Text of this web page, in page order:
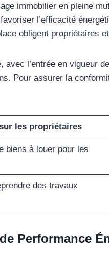
immobilier en pleine
l’efficacité
obligent propriétaires
l’entrée en vigueur
Pour assurer la
les propriétaires
biens à louer pour les
des travaux
Performance